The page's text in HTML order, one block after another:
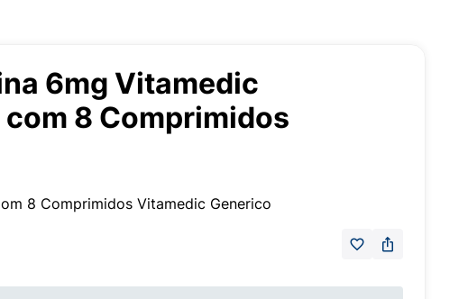
6mg Vitamedic
8 Comprimidos
8 Comprimidos Vitamedic Generico